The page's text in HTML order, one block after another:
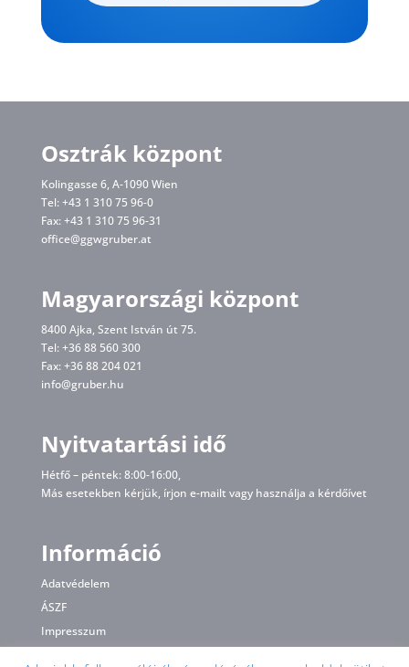
Osztrák központ
Kolingasse 6, A-1090 Wien
Tel: +43 1 310 75 96-0
Fax: +43 1 310 75 96-31
office@ggwgruber.at
Magyarországi központ
8400 Ajka, Szent István út 75.
Tel: +36 88 560 300
Fax: +36 88 204 021
info@gruber.hu
Nyitvatartási idő
Hétfő – péntek: 8:00-16:00,
Más esetekben kérjük, írjon e-mailt vagy használja a kérdőívet
Információ
Adatvédelem
ÁSZF
Impresszum